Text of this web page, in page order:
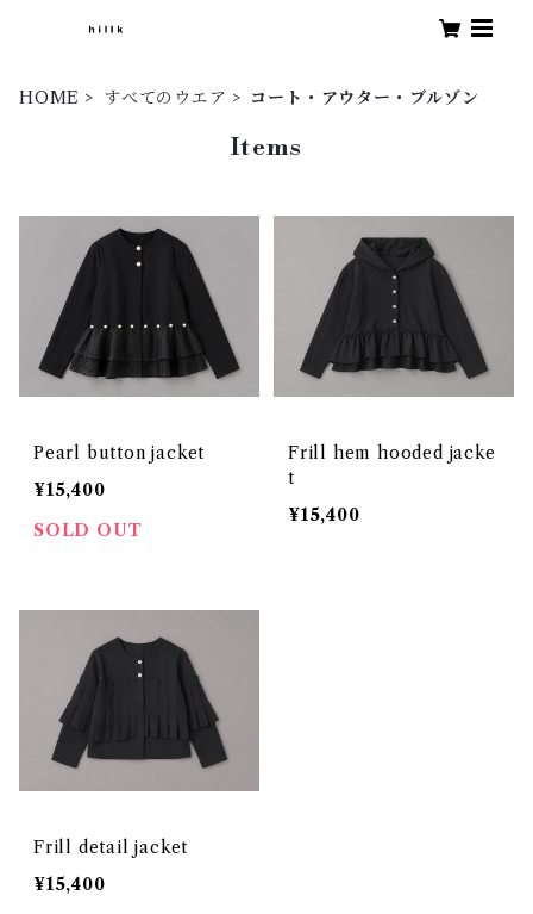
HOME すべてのウエア コート・アウター・ブルゾン
Items
Pearl button jacket
¥15,400
SOLD OUT
Frill hem hooded jacke
t
¥15,400
Frill detail jacket
¥15,400